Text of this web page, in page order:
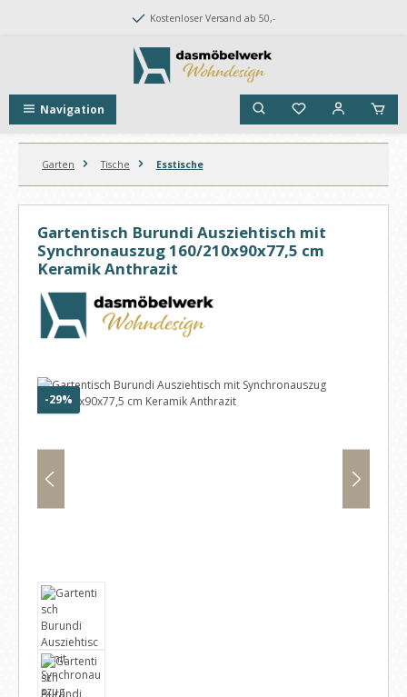
Zum Hauptinhalt springenKostenloser Versand ab 50,-
Navigation
Garten Tische Esstische
Gartentisch Burundi Ausziehtisch mit
Synchronauszug 160/210x90x77,5 cm
Keramik Anthrazit
Bildergalerie überspringen
-29% Rabatt